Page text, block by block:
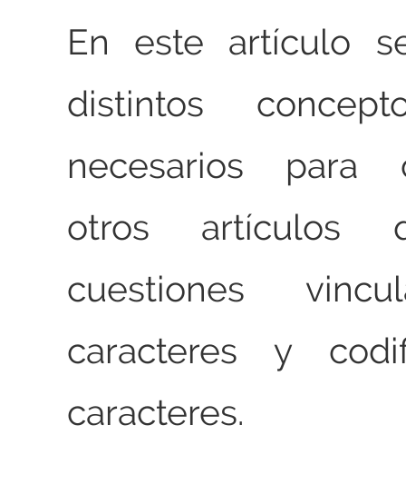
En este artículo
distintos
necesarios para
otros artículos
cuestiones
caracteres y
caracteres.